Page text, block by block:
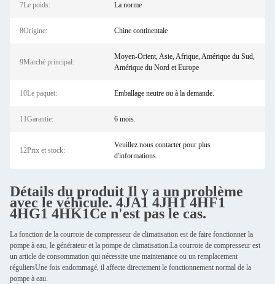
7Le poids: La norme
8Origine: Chine continentale
9Marché principal:
Moyen-Orient, Asie, Afrique, Amérique du Sud,
Amérique du Nord et Europe
10Le paquet: Emballage neutre ou à la demande.
11Garantie: 6 mois.
12Prix et stock:
Veuillez nous contacter pour plus
d'informations.
Détails du produit Il y a un problème
avec le véhicule. 4JA1 4JH1 4HF1
4HG1 4HK1Ce n'est pas le cas.
La fonction de la courroie de compresseur de climatisation est de faire fonctionner la
pompe à eau, le générateur et la pompe de climatisation.La courroie de compresseur est
un article de consommation qui nécessite une maintenance ou un remplacement
réguliersUne fois endommagé, il affecte directement le fonctionnement normal de la
pompe à eau.